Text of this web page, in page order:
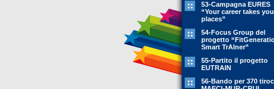
53-Campagna EURES
“Your career takes you
places”
54-Focus Group del
progetto
Smart TrAIner”
55-Partito il progetto
EUTRAIN
56-Bando per 370